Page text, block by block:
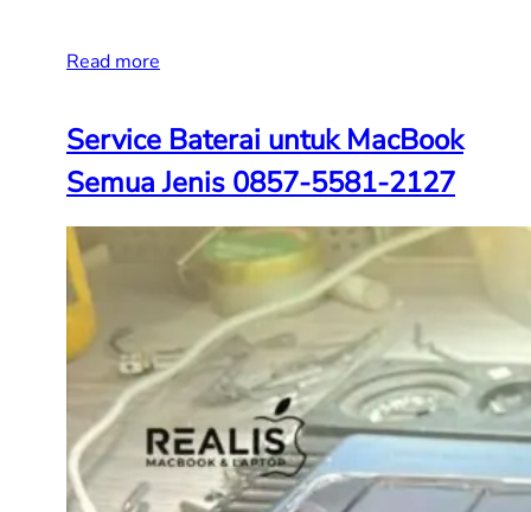
Read more
Service Baterai untuk MacBook
Semua Jenis 0857-5581-2127